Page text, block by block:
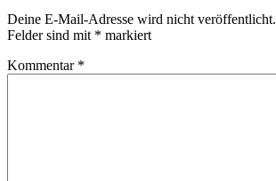
Deine E-Mail-Adresse wird nicht veröffentlicht.
Felder sind mit * markiert
Kommentar *